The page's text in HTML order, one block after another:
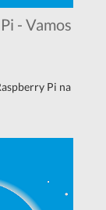
- Vamos
Pi na